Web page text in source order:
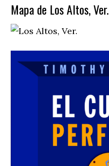
Mapa de Los Altos, Ver.